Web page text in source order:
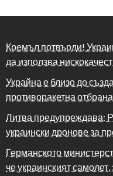
Кремъл потвърди!
да използва
Украйна е близо до
противоракетна отбрана
Литва предупреждава:
украински дронове за
Германското
че украинският